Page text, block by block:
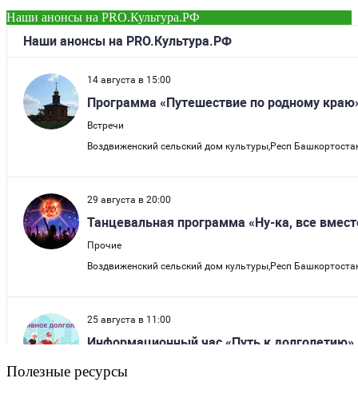
Наши анонсы на PRO.Культура.РФ
Полезные ресурсы